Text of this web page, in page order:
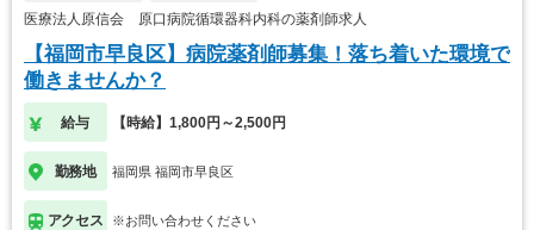
医療法人原信会 原口病院循環器科内科の薬剤師求人
【福岡市早良区】病院薬剤師募集！落ち着いた環境で
働きませんか？
給与 【時給】1,800円～2,500円
勤務地 福岡県 福岡市早良区
アクセス ※お問い合わせください